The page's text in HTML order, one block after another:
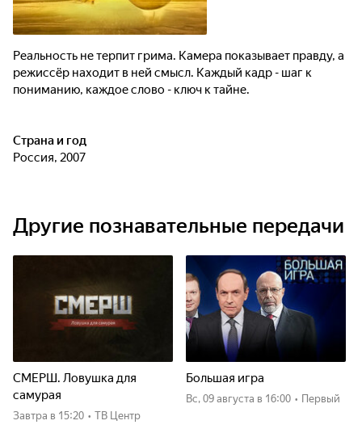
Реальность не терпит грима. Камера показывает правду, а
режиссёр находит в ней смысл. Каждый кадр - шаг к
пониманию, каждое слово - ключ к тайне.
Страна и год
Россия, 2007
Другие познавательные передачи
СМЕРШ. Ловушка для
самурая
Завтра в 15:20 • ТВ Центр
Большая игра
вс, 09 августа в 16:00 • Первый